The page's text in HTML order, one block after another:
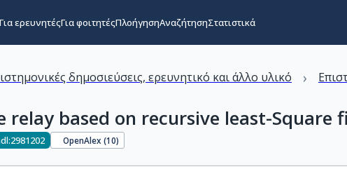
Για ερευνητέςΓια φοιτητέςΠλοήγησηΑναζήτησηΣτατιστικά
δημοσιεύσεις, ερευνητικό και άλλο υλικό ›
based on recursive least-Square
OpenAlex (10)